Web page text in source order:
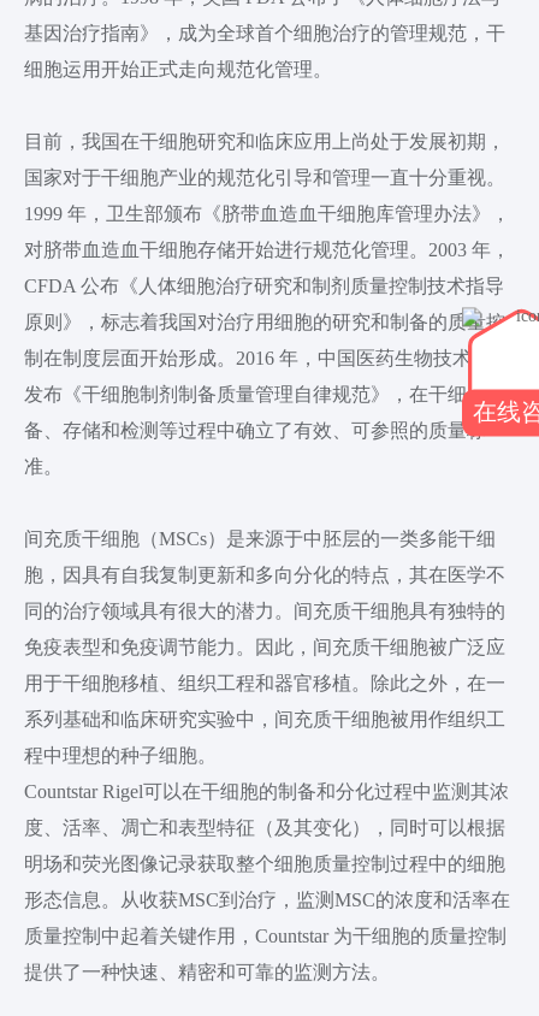
基因治疗指南》，成为全球首个细胞治疗的管理规范，干
细胞运用开始正式走向规范化管理。
目前，我国在干细胞研究和临床应用上尚处于发展初期，
国家对于干细胞产业的规范化引导和管理一直十分重视。
1999 年，卫生部颁布《脐带血造血干细胞库管理办法》，
对脐带血造血干细胞存储开始进行规范化管理。2003 年，
CFDA 公布《人体细胞治疗研究和制剂质量控制技术指导
原则》，标志着我国对治疗用细胞的研究和制备的质量控
制在制度层面开始形成。2016 年，中国医药生物技术协会
发布《干细胞制剂制备质量管理自律规范》，在干细胞制
备、存储和检测等过程中确立了有效、可参照的质量标
准。
间充质干细胞（MSCs）是来源于中胚层的一类多能干细
胞，因具有自我复制更新和多向分化的特点，其在医学不
同的治疗领域具有很大的潜力。间充质干细胞具有独特的
免疫表型和免疫调节能力。因此，间充质干细胞被广泛应
用于干细胞移植、组织工程和器官移植。除此之外，在一
系列基础和临床研究实验中，间充质干细胞被用作组织工
程中理想的种子细胞。
Countstar Rigel可以在干细胞的制备和分化过程中监测其浓
度、活率、凋亡和表型特征（及其变化），同时可以根据
明场和荧光图像记录获取整个细胞质量控制过程中的细胞
形态信息。从收获MSC到治疗，监测MSC的浓度和活率在
质量控制中起着关键作用，Countstar 为干细胞的质量控制
提供了一种快速、精密和可靠的监测方法。
在线